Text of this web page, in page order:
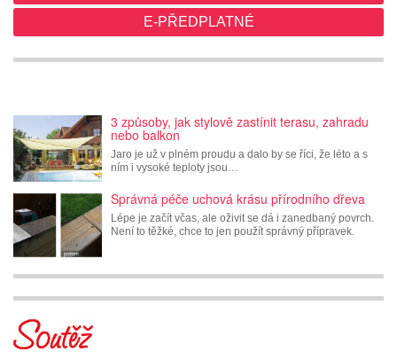
E-PŘEDPLATNÉ
3 způsoby, jak stylově zastínit terasu, zahradu
nebo balkon
Jaro je už v plném proudu a dalo by se říci, že léto a s
ním i vysoké teploty jsou…
Správná péče uchová krásu přírodního dřeva
Lépe je začít včas, ale oživit se dá i zanedbaný povrch.
Není to těžké, chce to jen použít správný přípravek.